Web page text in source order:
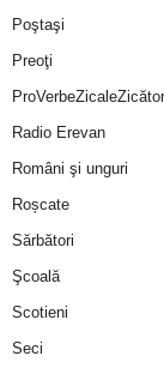
Poştaşi
Preoţi
Radio Erevan
Români şi unguri
Roșcate
Sărbători
Şcoală
Scotieni
Seci